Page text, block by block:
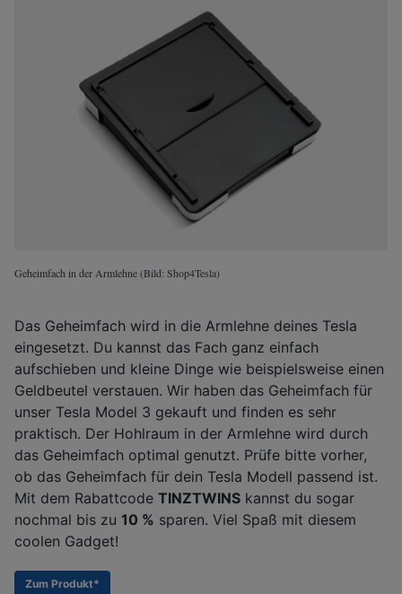
Geheimfach in der Armlehne (Bild: Shop4Tesla)
Das Geheimfach wird in die Armlehne deines Tesla
eingesetzt. Du kannst das Fach ganz einfach
aufschieben und kleine Dinge wie beispielsweise einen
Geldbeutel verstauen. Wir haben das Geheimfach für
unser Tesla Model 3 gekauft und finden es sehr
praktisch. Der Hohlraum in der Armlehne wird durch
das Geheimfach optimal genutzt. Prüfe bitte vorher,
ob das Geheimfach für dein Tesla Modell passend ist.
Mit dem Rabattcode TINZTWINS kannst du sogar
nochmal bis zu 10 % sparen. Viel Spaß mit diesem
coolen Gadget!
Zum Produkt*